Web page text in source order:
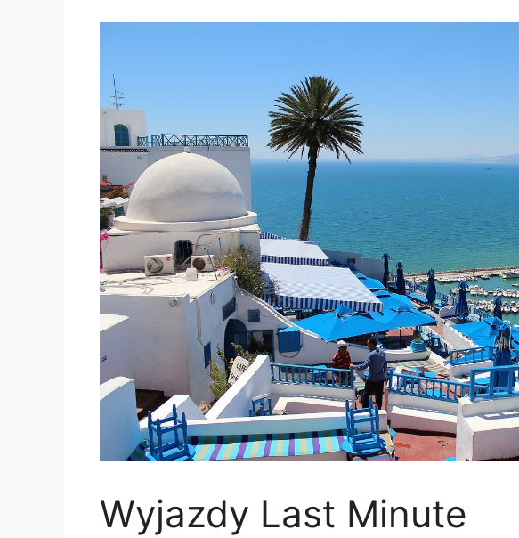
Wyjazdy Last Minute